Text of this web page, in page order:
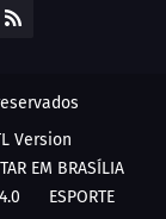
Version
EM BRASÍLIA
ESPORTE